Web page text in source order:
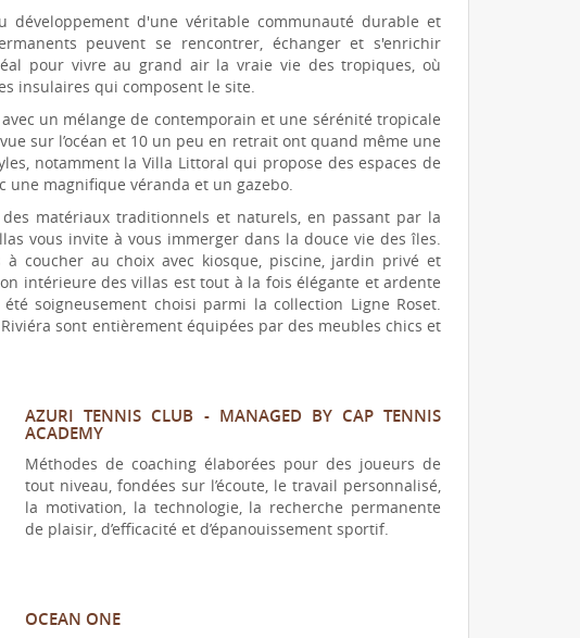
d'une véritable communauté durable et
peuvent se rencontrer, échanger et s'enrichir
pour vivre au grand air la vraie vie des tropiques, où
insulaires qui composent le site.
un mélange de contemporain et une sérénité tropicale
sur l’océan et 10 un peu en retrait ont quand même une
notamment la Villa Littoral qui propose des espaces de
une magnifique véranda et un gazebo.
matériaux traditionnels et naturels, en passant par la
vous invite à vous immerger dans la douce vie des îles.
coucher au choix avec kiosque, piscine, jardin privé et
intérieure des villas est tout à la fois élégante et ardente
soigneusement choisi parmi la collection Ligne Roset.
sont entièrement équipées par des meubles chics et
AZURI TENNIS CLUB - MANAGED BY CAP TENNIS
ACADEMY
Méthodes de coaching élaborées pour des joueurs de
tout niveau, fondées sur l’écoute, le travail personnalisé,
la motivation, la technologie, la recherche permanente
de plaisir, d’efficacité et d’épanouissement sportif.
OCEAN ONE